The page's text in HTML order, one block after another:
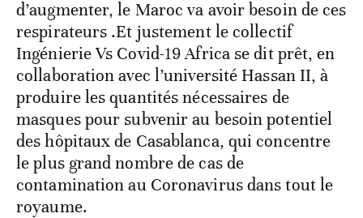
d’augmenter, le Maroc va avoir besoin de ces
respirateurs .Et justement le collectif
Ingénierie Vs Covid-19 Africa se dit prêt, en
collaboration avec l’université Hassan II, à
produire les quantités nécessaires de
masques pour subvenir au besoin potentiel
des hôpitaux de Casablanca, qui concentre
le plus grand nombre de cas de
contamination au Coronavirus dans tout le
royaume.